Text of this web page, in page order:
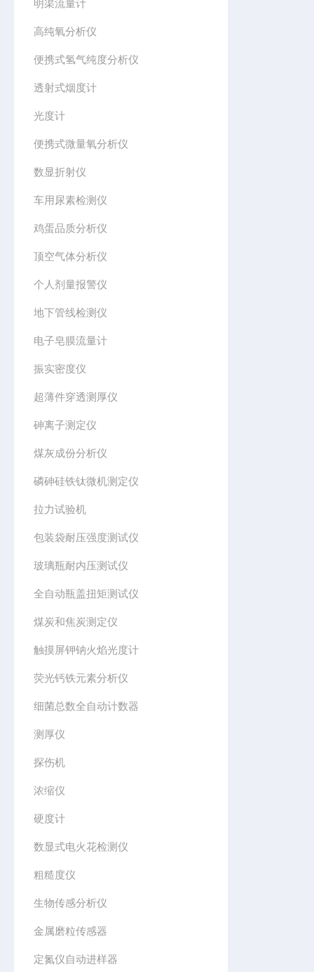
明渠流量计
高纯氧分析仪
便携式氢气纯度分析仪
透射式烟度计
光度计
便携式微量氧分析仪
数显折射仪
车用尿素检测仪
鸡蛋品质分析仪
顶空气体分析仪
个人剂量报警仪
地下管线检测仪
电子皂膜流量计
振实密度仪
超薄件穿透测厚仪
砷离子测定仪
煤灰成份分析仪
磷砷硅铁钛微机测定仪
拉力试验机
包装袋耐压强度测试仪
玻璃瓶耐内压测试仪
全自动瓶盖扭矩测试仪
煤炭和焦炭测定仪
触摸屏钾钠火焰光度计
荧光钙铁元素分析仪
细菌总数全自动计数器
测厚仪
探伤机
浓缩仪
硬度计
数显式电火花检测仪
粗糙度仪
生物传感分析仪
金属磨粒传感器
定氮仪自动进样器